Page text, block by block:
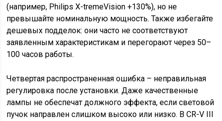
(например, Philips X-tremeVision +130%), но не
превышайте номинальную мощность. Также избегайте
дешевых подделок: они часто не соответствуют
заявленным характеристикам и перегорают через 50–
100 часов работы.
Четвертая распространенная ошибка – неправильная
регулировка после установки. Даже качественные
лампы не обеспечат должного эффекта, если световой
пучок направлен слишком высоко или низко. В CR-V III